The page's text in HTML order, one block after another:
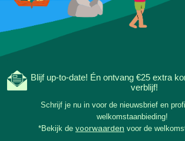
Blijf up-to-date! Én ontvang €25 extra
verblijf!
Schrijf je nu in voor de nieuwsbrief en
welkomstaanbieding!
*Bekijk de voorwaarden voor de